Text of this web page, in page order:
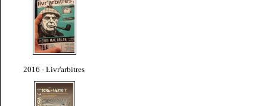
2016 - Livr'arbitres